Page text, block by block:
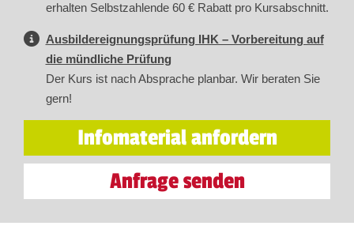
erhalten Selbstzahlende 60 € Rabatt pro Kursabschnitt.
Ausbildereignungsprüfung IHK – Vorbereitung auf
die mündliche Prüfung
Der Kurs ist nach Absprache planbar. Wir beraten Sie
gern!
Infomaterial anfordern
Anfrage senden